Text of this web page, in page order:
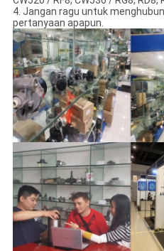
4. Jangan ragu untuk
pertanyaan apapun.